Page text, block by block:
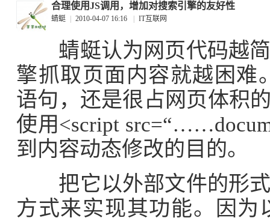
合理使用JS调用，增加对搜索引擎的友好性
蜻蜓 2010-04-07 16:16 IT互联网
蜻蜓认为网页代码越简
擎抓取页面内容就越困难
语句，还是很占网页体积
使用<script
到内容动态修改的目的。
把它以外部文件的形式
方式来实现其功能。因